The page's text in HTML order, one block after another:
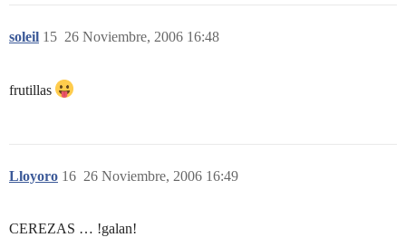
soleil 26 Noviembre, 2006 16:48
15
frutillas
Lloyoro 26 Noviembre, 2006 16:49
16
CEREZAS … !galan!